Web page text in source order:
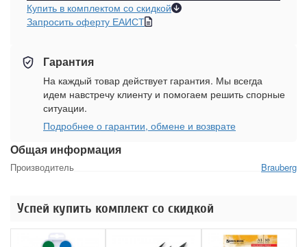
Общая информация
Производитель Brauberg
Купить в комплектом со скидкой
Запросить оферту ЕАИСТ
Гарантия
На каждый товар действует гарантия. Мы всегда
идем навстречу клиенту и помогаем решить спорные
ситуации.
Подробнее о гарантии, обмене и возврате
Успей купить комплект со скидкой